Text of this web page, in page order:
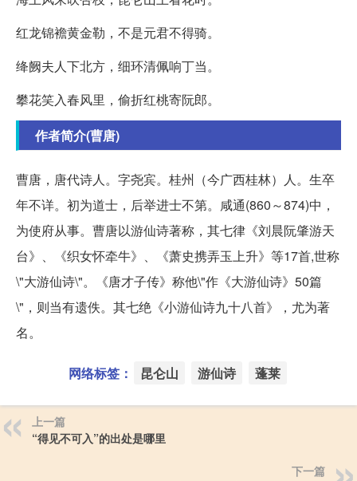
红龙锦襜黄金勒，不是元君不得骑。
绛阙夫人下北方，细环清佩响丁当。
攀花笑入春风里，偷折红桃寄阮郎。
作者简介(曹唐)
曹唐，唐代诗人。字尧宾。桂州（今广西桂林）人。生卒
年不详。初为道士，后举进士不第。咸通(860～874)中，
为使府从事。曹唐以游仙诗著称，其七律《刘晨阮肇游天
台》、《织女怀牵牛》、《萧史携弄玉上升》等17首,世称
\"大游仙诗\"。《唐才子传》称他\"作《大游仙诗》50篇
\"，则当有遗佚。其七绝《小游仙诗九十八首》，尤为著
名。
网络标签： 昆仑山 游仙诗 蓬莱
上一篇
“得见不可入”的出处是哪里
下一篇